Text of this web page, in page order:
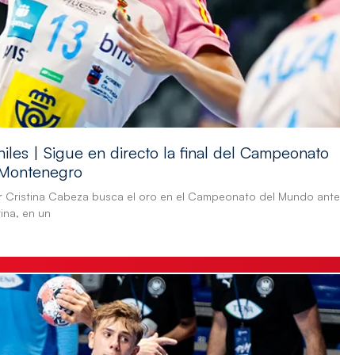
| Sigue en directo la final del Campeonato
Cabeza busca el oro en el Campeonato del Mundo ante
en un